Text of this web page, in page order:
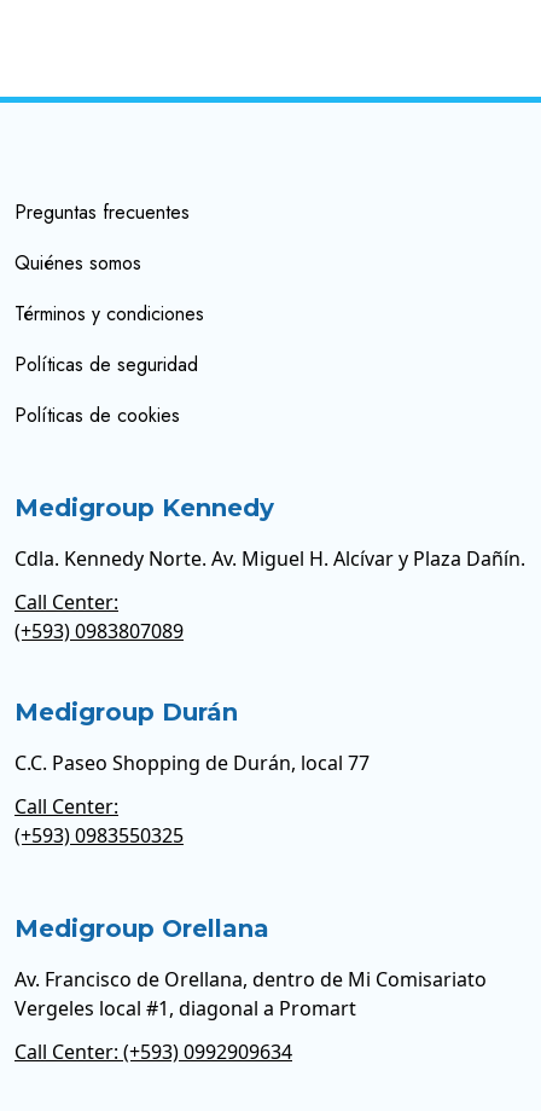
Preguntas frecuentes
Quiénes somos
Términos y condiciones
Políticas de seguridad
Políticas de cookies
Medigroup Kennedy
Cdla. Kennedy Norte. Av. Miguel H. Alcívar y Plaza Dañín.
Call Center:
(+593) 0983807089
Medigroup Durán
C.C. Paseo Shopping de Durán, local 77
Call Center:
(+593) 0983550325
Medigroup Orellana
Av. Francisco de Orellana, dentro de Mi Comisariato
Vergeles local #1, diagonal a Promart
Call Center: (+593) 0992909634